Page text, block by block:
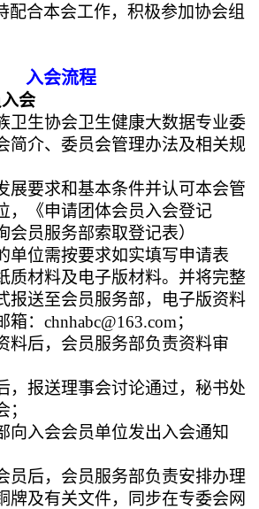
配合本会工作，积极参加协会组
入会流程
会
卫生协会卫生健康大数据专业委
简介、委员会管理办法及相关规
展要求和基本条件并认可本会管
，《申请团体会员入会登记
会员服务部索取登记表）
单位需按要求如实填写申请表
质材料及电子版材料。并将完整
报送至会员服务部，电子版资料
：chnhabc@163.com；
料后，会员服务部负责资料审
，报送理事会讨论通过，秘书处
向入会会员单位发出入会通知
员后，会员服务部负责安排办理
牌及有关文件，同步在专委会网